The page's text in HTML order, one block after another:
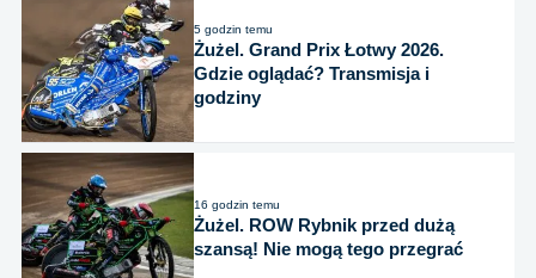
5 godzin temu
Żużel. Grand Prix Łotwy 2026.
Gdzie oglądać? Transmisja i
godziny
16 godzin temu
Żużel. ROW Rybnik przed dużą
szansą! Nie mogą tego przegrać